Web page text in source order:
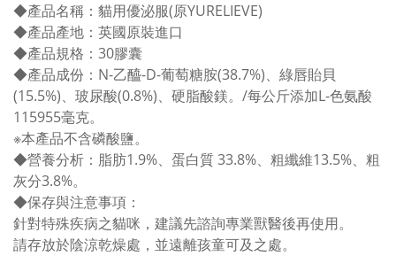
◆產品名稱：貓用優泌服(原YURELIEVE)
◆產品產地：英國原裝進口
◆產品規格：30膠囊
◆產品成份：N-乙醯-D-葡萄糖胺(38.7%)、綠唇貽貝
(15.5%)、玻尿酸(0.8%)、硬脂酸鎂。/每公斤添加L-色氨酸
115955毫克。
※本產品不含磷酸鹽。
◆營養分析：脂肪1.9%、蛋白質 33.8%、粗纖維13.5%、粗
灰分3.8%。
◆保存與注意事項：
針對特殊疾病之貓咪，建議先諮詢專業獸醫後再使用。
請存放於陰涼乾燥處，並遠離孩童可及之處。